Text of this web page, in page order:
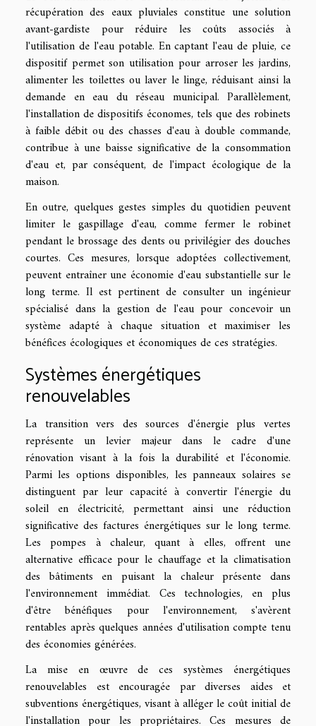
récupération des eaux pluviales constitue une solution
avant-gardiste pour réduire les coûts associés à
l'utilisation de l'eau potable. En captant l'eau de pluie, ce
dispositif permet son utilisation pour arroser les jardins,
alimenter les toilettes ou laver le linge, réduisant ainsi la
demande en eau du réseau municipal. Parallèlement,
l'installation de dispositifs économes, tels que des robinets
à faible débit ou des chasses d'eau à double commande,
contribue à une baisse significative de la consommation
d'eau et, par conséquent, de l'impact écologique de la
maison.
En outre, quelques gestes simples du quotidien peuvent
limiter le gaspillage d'eau, comme fermer le robinet
pendant le brossage des dents ou privilégier des douches
courtes. Ces mesures, lorsque adoptées collectivement,
peuvent entraîner une économie d'eau substantielle sur le
long terme. Il est pertinent de consulter un ingénieur
spécialisé dans la gestion de l'eau pour concevoir un
système adapté à chaque situation et maximiser les
bénéfices écologiques et économiques de ces stratégies.
Systèmes énergétiques
renouvelables
La transition vers des sources d'énergie plus vertes
représente un levier majeur dans le cadre d'une
rénovation visant à la fois la durabilité et l'économie.
Parmi les options disponibles, les panneaux solaires se
distinguent par leur capacité à convertir l'énergie du
soleil en électricité, permettant ainsi une réduction
significative des factures énergétiques sur le long terme.
Les pompes à chaleur, quant à elles, offrent une
alternative efficace pour le chauffage et la climatisation
des bâtiments en puisant la chaleur présente dans
l'environnement immédiat. Ces technologies, en plus
d'être bénéfiques pour l'environnement, s'avèrent
rentables après quelques années d'utilisation compte tenu
des économies générées.
La mise en œuvre de ces systèmes énergétiques
renouvelables est encouragée par diverses aides et
subventions énergétiques, visant à alléger le coût initial de
l'installation pour les propriétaires. Ces mesures de